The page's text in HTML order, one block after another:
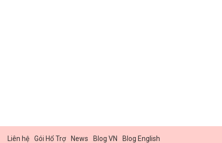
Liên hệ Gói Hổ Trợ News Blog VN
Blog English